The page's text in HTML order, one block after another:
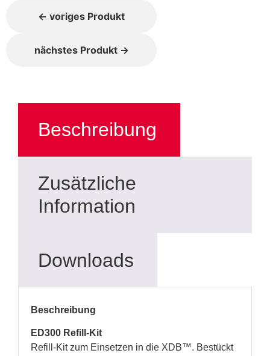
← voriges Produkt
nächstes Produkt →
Beschreibung
Zusätzliche
Information
Downloads
Beschreibung
ED300 Refill-Kit
Refill-Kit zum Einsetzen in die XDB™. Bestückt